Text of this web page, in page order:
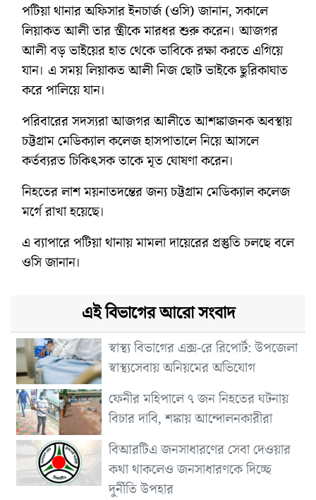
পটিয়া থানার অফিসার ইনচার্জ (ওসি) জানান, সকালে
লিয়াকত আলী তার স্ত্রীকে মারধর শুরু করেন। আজগর
আলী বড় ভাইয়ের হাত থেকে ভাবিকে রক্ষা করতে এগিয়ে
যান। এ সময় লিয়াকত আলী নিজ ছোট ভাইকে ছুরিকাঘাত
করে পালিয়ে যান।
পরিবারের সদস্যরা আজগর আলীতে আশঙ্কাজনক অবস্থায়
চট্টগ্রাম মেডিক্যাল কলেজ হাসপাতালে নিয়ে আসলে
কর্তব্যরত চিকিৎসক তাকে মৃত ঘোষণা করেন।
নিহতের লাশ ময়নাতদন্তের জন্য চট্টগ্রাম মেডিক্যাল কলেজ
মর্গে রাখা হয়েছে।
এ ব্যাপারে পটিয়া থানায় মামলা দায়েরের প্রস্তুতি চলছে বলে
ওসি জানান।
এই বিভাগের আরো সংবাদ
স্বাস্থ্য বিভাগের এক্স-রে রিপোর্ট: উপজেলা
স্বাস্থ্যসেবায় অনিয়মের অভিযোগ
ফেনীর মহিপালে ৭ জন নিহতের ঘটনায়
বিচার দাবি, শঙ্কায় আন্দোলনকারীরা
বিআরটিএ জনসাধারণের সেবা দেওয়ার
কথা থাকলেও জনসাধারণকে দিচ্ছে
দুর্নীতি উপহার